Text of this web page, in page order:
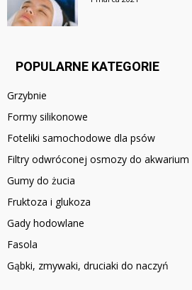
POPULARNE KATEGORIE
Grzybnie
Formy silikonowe
Foteliki samochodowe dla psów
Filtry odwróconej osmozy do akwarium
Gumy do żucia
Fruktoza i glukoza
Gady hodowlane
Fasola
Gąbki, zmywaki, druciaki do naczyń